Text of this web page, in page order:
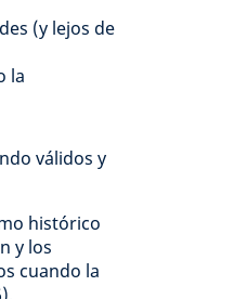
(y lejos de
la
válidos y
histórico
y los
cuando la